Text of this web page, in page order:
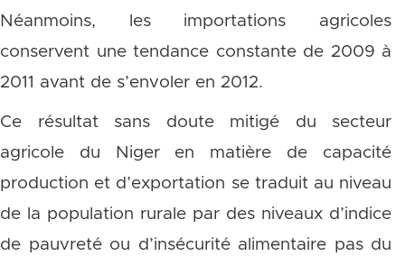
Néanmoins, les importations agricoles
conservent une tendance constante de 2009 à
2011 avant de s’envoler en 2012.
Ce résultat sans doute mitigé du secteur
agricole du Niger en matière de capacité
production et d’exportation se traduit au niveau
de la population rurale par des niveaux d’indice
de pauvreté ou d’insécurité alimentaire pas du